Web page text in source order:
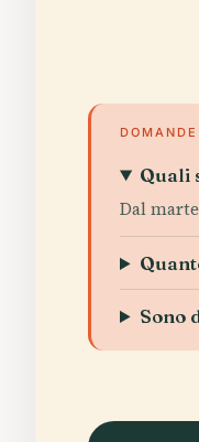
Quali
Dal
Sono